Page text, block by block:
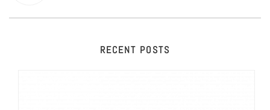
RECENT POSTS